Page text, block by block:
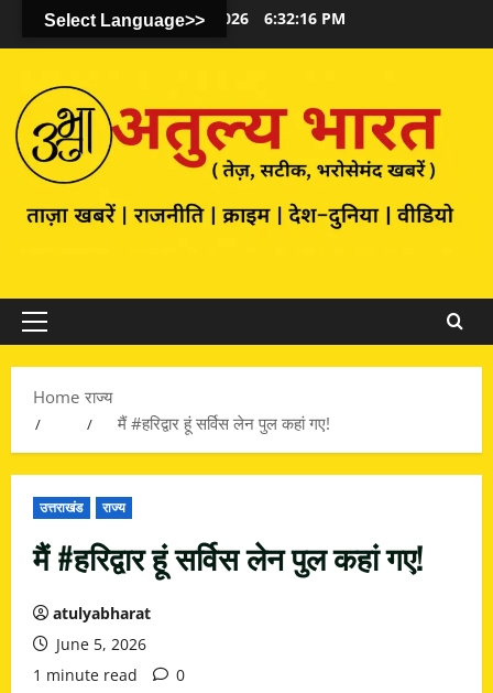
August 7, 2026 6:32:17 PM
Primary
Home राज्य
मैं #हरिद्वार हूं सर्विस लेन पुल कहां गए!
उत्तराखंड राज्य
मैं #हरिद्वार हूं सर्विस लेन पुल कहां गए!
atulyabharat
June 5, 2026
1 minute read
0
Select Language>>